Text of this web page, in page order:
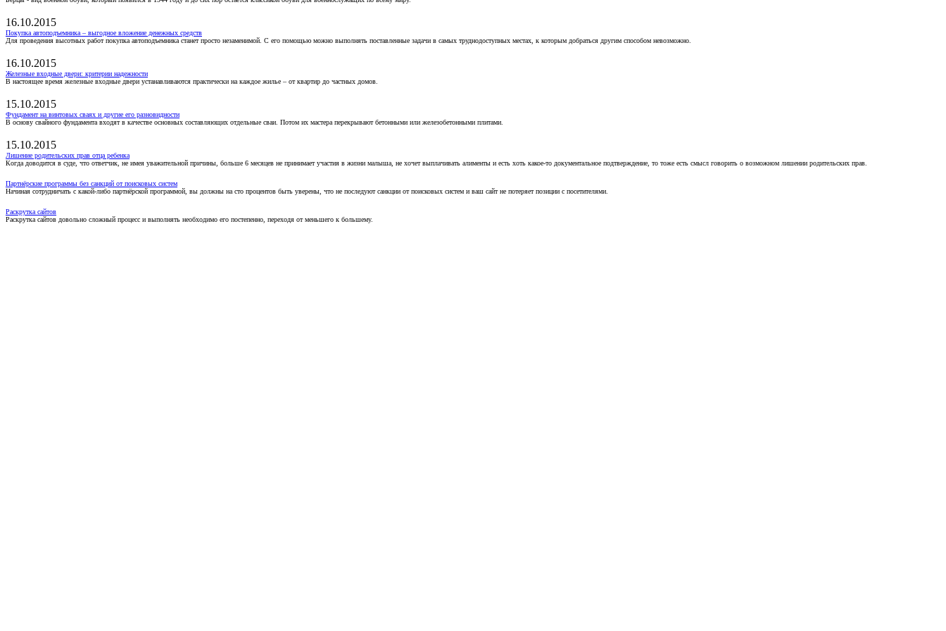
16.10.2015
Покупка автоподъемника – выгодное вложение денежных средств
Для проведения высотных работ покупка автоподъемника станет просто незаменимой. С его помощью можно выполнять поставленные задачи в самых труднодоступных местах, к которым добраться другим способом невозможно.
16.10.2015
Железные входные двери: критерии надежности
В настоящее время железные входные двери устанавливаются практически на каждое жилье – от квартир до частных домов.
15.10.2015
Фундамент на винтовых сваях и другие его разновидности
В основу свайного фундамента входят в качестве основных составляющих отдельные сваи. Потом их мастера перекрывают бетонными или железобетонными плитами.
15.10.2015
Лишение родительских прав отца ребенка
Когда доводится в суде, что ответчик, не имея уважительной причины, больше 6 месяцев не принимает участия в жизни малыша, не хочет выплачивать алименты и есть хоть какое-то документальное подтверждение, то тоже есть смысл говорить о возможном лишении родительских прав.
Партнёрские программы без санкций от поисковых систем
Начиная сотрудничать с какой-либо партнёрской программой, вы должны на сто процентов быть уверены, что не последуют санкции от поисковых систем и ваш сайт не потеряет позиции с посетителями.
Раскрутка сайтов
Раскрутка сайтов довольно сложный процесс и выполнять необходимо его постепенно, переходя от меньшего к большему.